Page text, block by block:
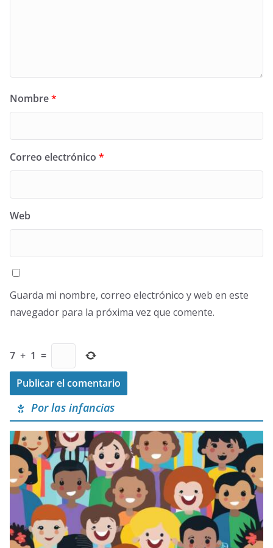
Nombre*
Correo electrónico *
Web
Guarda mi nombre, correo electrónico y web en este
navegador para la próxima vez que comente.
7 + 1 =
Por las infancias